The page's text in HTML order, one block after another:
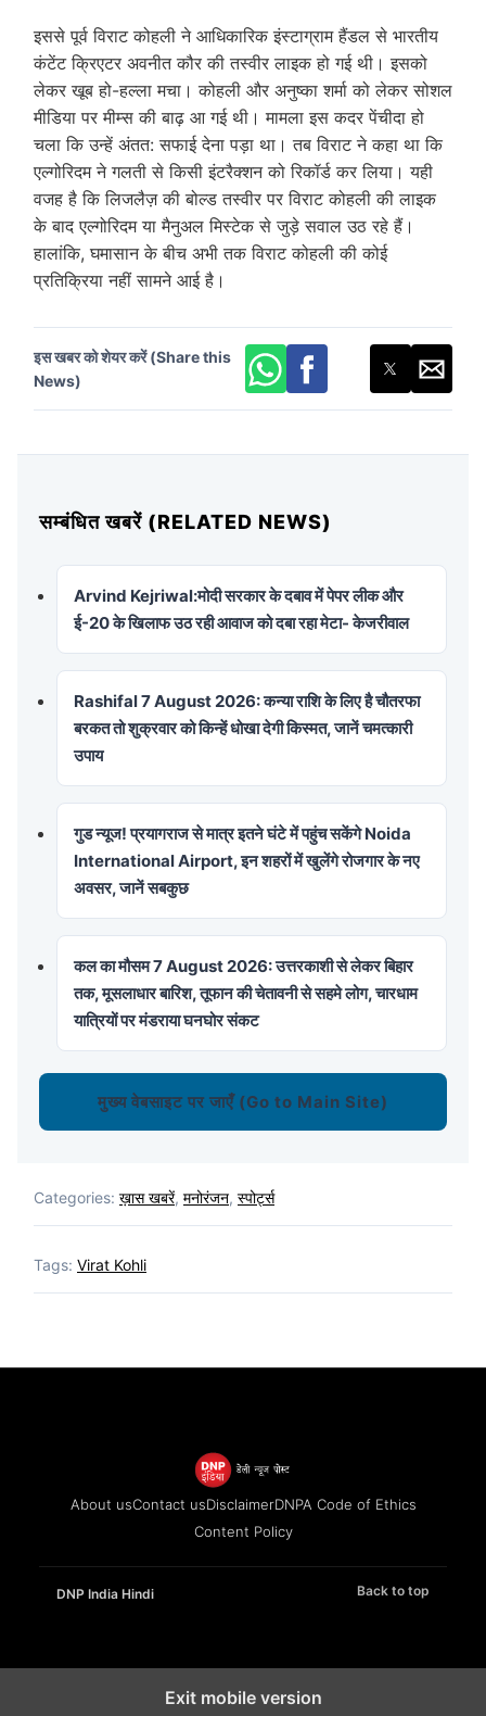
इससे पूर्व विराट कोहली ने आधिकारिक इंस्टाग्राम हैंडल से भारतीय
कंटेंट क्रिएटर अवनीत कौर की तस्वीर लाइक हो गई थी। इसको
लेकर खूब हो-हल्ला मचा। कोहली और अनुष्का शर्मा को लेकर सोशल
मीडिया पर मीम्स की बाढ़ आ गई थी। मामला इस कदर पेंचीदा हो
चला कि उन्हें अंतत: सफाई देना पड़ा था। तब विराट ने कहा था कि
एल्गोरिदम ने गलती से किसी इंटरैक्शन को रिकॉर्ड कर लिया। यही
वजह है कि लिजलैज़ की बोल्ड तस्वीर पर विराट कोहली की लाइक
के बाद एल्गोरिदम या मैनुअल मिस्टेक से जुड़े सवाल उठ रहे हैं।
हालांकि, घमासान के बीच अभी तक विराट कोहली की कोई
प्रतिक्रिया नहीं सामने आई है।
इस खबर को शेयर करें (Share this
News)
सम्बंधित खबरें (RELATED NEWS)
Arvind Kejriwal:मोदी सरकार के दबाव में पेपर लीक और
ई-20 के खिलाफ उठ रही आवाज को दबा रहा मेटा- केजरीवाल
Rashifal 7 August 2026: कन्या राशि के लिए है चौतरफा
बरकत तो शुक्रवार को किन्हें धोखा देगी किस्मत, जानें चमत्कारी
उपाय
गुड न्यूज! प्रयागराज से मात्र इतने घंटे में पहुंच सकेंगे Noida
International Airport, इन शहरों में खुलेंगे रोजगार के नए
अवसर, जानें सबकुछ
कल का मौसम 7 August 2026: उत्तरकाशी से लेकर बिहार
तक, मूसलाधार बारिश, तूफान की चेतावनी से सहमे लोग, चारधाम
यात्रियों पर मंडराया घनघोर संकट
मुख्य वेबसाइट पर जाएँ (Go to Main Site)
Categories: ख़ास खबरें, मनोरंजन, स्पोर्ट्स
Tags: Virat Kohli
About usContact usDisclaimerDNPA Code of Ethics
Content Policy
DNP India Hindi Back to top
Exit mobile version